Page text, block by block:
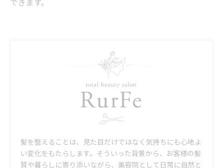
髪を整えることは、見た目だけではなく気持ちにも心地よ
い変化をもたらします。そういった背景から、お客様の髪
質や暮らしに寄り添いながら、美容院として日常に自然と